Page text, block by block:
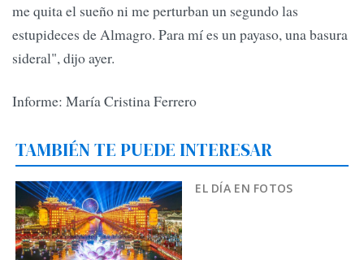
me quita el sueño ni me perturban un segundo las
estupideces de Almagro. Para mí es un payaso, una basura
sideral", dijo ayer.
Informe: María Cristina Ferrero
TAMBIÉN TE PUEDE INTERESAR
EL DÍA EN FOTOS